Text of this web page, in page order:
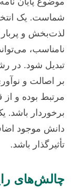
شماست. یک انتخاب
لذت‌بخش و پربار
نامناسب،
تبدیل شود. در
بر اصالت و
مرتبط بوده و از
برخوردار باشد.
دانش موجود
تأثیرگذار باشد.
چالش‌های